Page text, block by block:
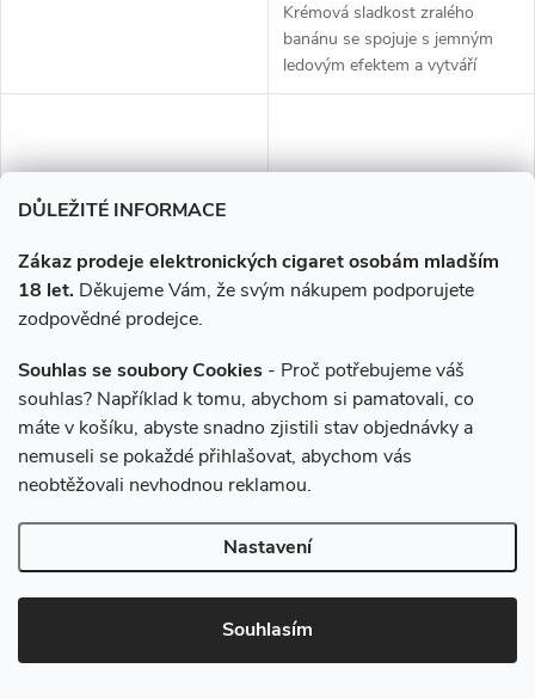
DŮLEŽITÉ INFORMACE
Zákaz prodeje elektronických cigaret osobám mladším
18 let. Děkujeme Vám, že svým nákupem podporujete
zodpovědné prodejce.
Souhlas se soubory Cookies - Proč potřebujeme váš
souhlas? Například k tomu, abychom si pamatovali, co
máte v košíku, abyste snadno zjistili stav objednávky a
nemuseli se pokaždé přihlašovat, abychom vás
neobtěžovali nevhodnou reklamou.
Nastavení
Souhlasím
Krémová sladkost zralého
banánu se spojuje s jemným
ledovým efektem a vytváří
hladkou, osvěžující chuť s
249 Kč
–4 %
Liquid EDGE LIQ Nic Salt
Apple Peach 10ml - 15mg
239 Kč
DO KOŠÍKU
Svěží chuť jablka se dokonale
–7 %
Liquid ELFLIQ Nic SALT
Strawberry Ice 30ml (3x10ml)
679 Kč
DO KOŠÍKU
Pěkně vychlazené, sladké a